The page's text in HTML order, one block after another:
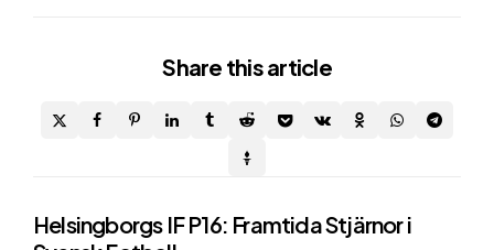
Share this article
Post
Helsingborgs IF P16: Framtida Stjärnor i